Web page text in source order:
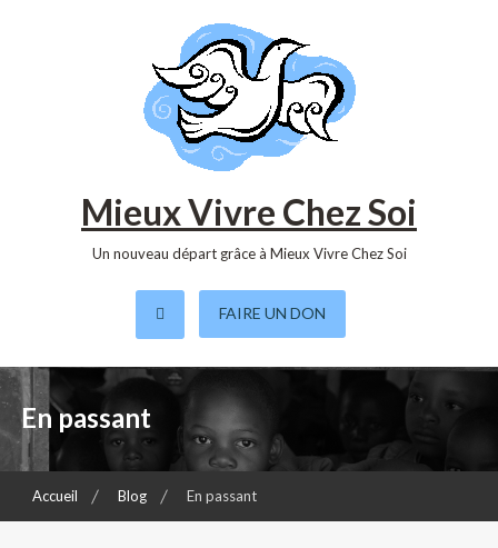
Mieux Vivre Chez Soi
Un nouveau départ grâce à Mieux Vivre Chez Soi
FAIRE UN DON
En passant
Accueil Blog En passant